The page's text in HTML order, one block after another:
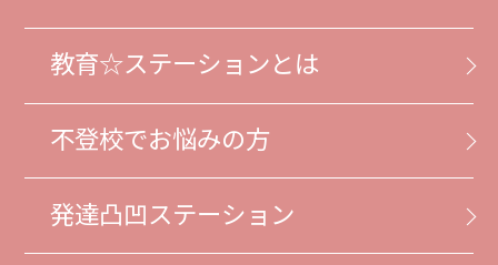
教育☆ステーションとは
不登校でお悩みの方
発達凸凹ステーション